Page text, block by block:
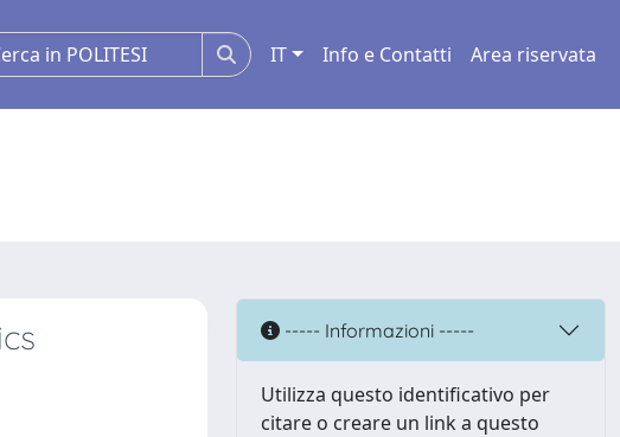
IT Info e Contatti Area riservata
----- Informazioni -----
Utilizza questo identificativo per
citare o creare un link a questo